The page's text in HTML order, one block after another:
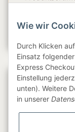
Gesetzliche
Wie wir
Durch Klicken
Einsatz
Express
Einstellung
unten). Weitere
in unserer